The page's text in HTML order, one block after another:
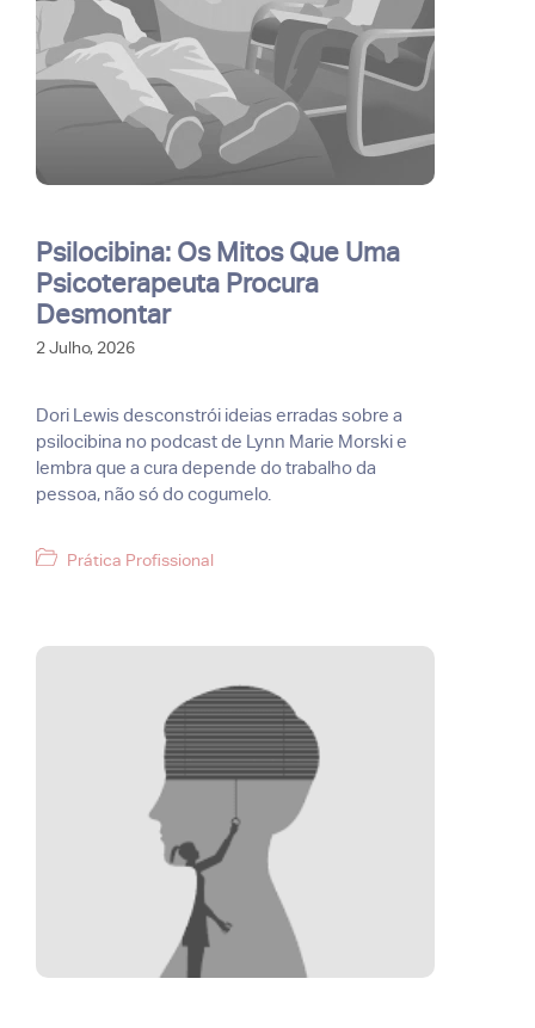
Psilocibina: Os Mitos Que Uma
Psicoterapeuta Procura
Desmontar
2 Julho, 2026
Dori Lewis desconstrói ideias erradas sobre a
psilocibina no podcast de Lynn Marie Morski e
lembra que a cura depende do trabalho da
pessoa, não só do cogumelo.
Categorias
Prática Profissional